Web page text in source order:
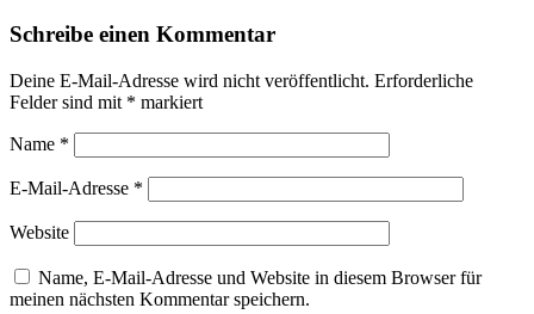
Schreibe einen Kommentar
Deine E-Mail-Adresse wird nicht veröffentlicht. Erforderliche
Felder sind mit * markiert
Name *
E-Mail-Adresse *
Website
Name, E-Mail-Adresse und Website in diesem Browser für
meinen nächsten Kommentar speichern.